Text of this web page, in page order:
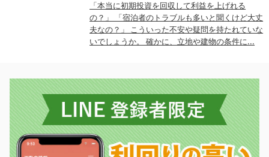
「本当に初期投資を回収して利益を上げれる
の？」 「宿泊者のトラブルも多いと聞くけど大丈
夫なの？」 こういった不安や疑問を持たれていな
いでしょうか。 確かに、立地や建物の条件に...